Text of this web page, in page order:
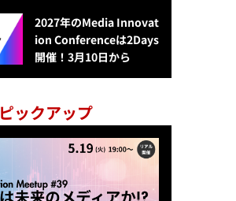
2027年のMedia Innovat
ion Conferenceは2Days
開催！3月10日から
ピックアップ